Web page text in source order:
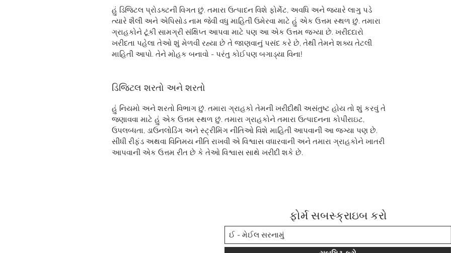
હું ડિજિટલ પ્રોડક્ટની વિગત છું. તમારા ઉત્પાદન વિશે ફોર્મેટ, અવધિ અને જ્યારે લાગુ પડે
ત્યારે શૈલી અને એપિસોડ નામ જેવી વધુ માહિતી ઉમેરવા માટે હું એક ઉત્તમ સ્થળ છું. તમારા
ગ્રાહકોને ટૂંકી સામગ્રી સંક્ષિપ્ત આપવા માટે પણ આ એક ઉત્તમ જગ્યા છે. ખરીદદારો
ખરીદતા પહેલા તેઓ શું મેળવી રહ્યા છે તે જાણવાનું પસંદ કરે છે, તેથી તેમને શક્ય તેટલી
માહિતી આપો. તેને મોહક બનાવો - પરંતુ કોઈપણ બગાડ્યા વિના!
ડિજિટલ શરતો અને શરતો
હું નિયમો અને શરતો વિભાગ છું. તમારા ગ્રાહકો તેમની ખરીદીથી અસંતુષ્ટ હોય તો શું કરવું તે
જણાવવા માટે હું એક ઉત્તમ સ્થળ છું. તમારા ગ્રાહકોને તમારા ઉત્પાદનના કોપીરાઇટ,
ઉપલબ્ધતા, ડાઉનલોડિંગ અને સ્ટ્રીમિંગ નીતિઓ વિશે માહિતી આપવાની આ જગ્યા પણ છે.
સીધી રીફંડ અથવા વિનિમય નીતિ રાખવી એ વિશ્વાસ વધારવાની અને તમારા ગ્રાહકોને ખાતરી
આપવાની એક ઉત્તમ રીત છે કે તેઓ વિશ્વાસ સાથે ખરીદી શકે છે.
ફોર્મ સબસ્ક્રાઇબ કરો